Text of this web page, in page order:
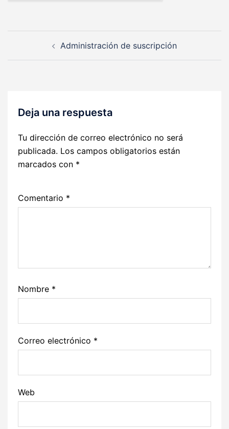
Administración de suscripción
Deja una respuesta
Tu dirección de correo electrónico no será
publicada. Los campos obligatorios están
marcados con *
Comentario *
Nombre *
Correo electrónico *
Web